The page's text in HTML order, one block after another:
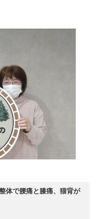
体で腰痛と膝痛、猫背が